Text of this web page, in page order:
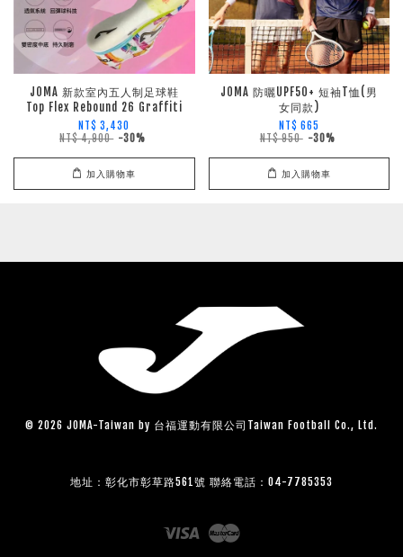
JOMA 新款室內五人制足球鞋
Top Flex Rebound 26 Graffiti
NT$ 3,430
NT$ 4,900 -30%
加入購物車
JOMA 防曬UPF50+ 短袖T恤(男
女同款)
NT$ 665
NT$ 950 -30%
加入購物車
© 2026 JOMA-Taiwan by 台福運動有限公司Taiwan Football Co., Ltd.
地址：彰化市彰草路561號 聯絡電話：04-7785353
Visa